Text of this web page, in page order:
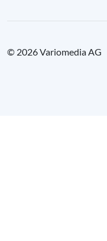
© 2026 Variomedia AG